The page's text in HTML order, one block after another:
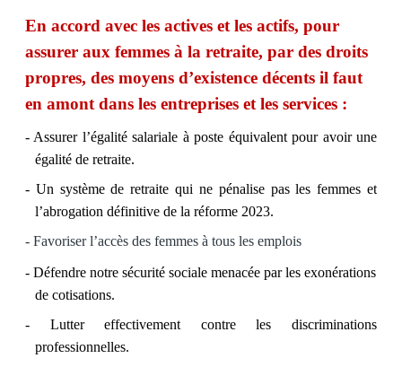
En accord avec les actives et les actifs, pour
assurer aux femmes à la retraite, par des droits
propres, des moyens d’existence décents il faut
en amont dans les entreprises et les services :
- Assurer l’égalité salariale à poste équivalent pour avoir une
égalité de retraite.
- Un système de retraite qui ne pénalise pas les femmes et
l’abrogation définitive de la réforme 2023.
- Favoriser l’accès des femmes à tous les emplois
- Défendre notre sécurité sociale menacée par les exonérations
de cotisations.
- Lutter effectivement contre les discriminations
professionnelles.